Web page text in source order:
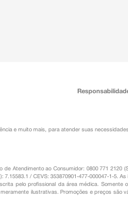
e muito mais, para atender suas
de Atendimento ao Consumidor: 0800 771 2120
/ CEVS: 353870901-477-000047-1-5.
pelo profissional da área médica. Somente
ilustrativas. Promoções e preços são